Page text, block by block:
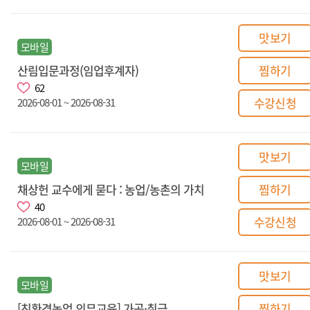
모바일
산림입문과정(임업후계자)
62
2026-08-01 ~ 2026-08-31
맛보기
찜하기
수강신청
모바일
채상헌 교수에게 묻다 : 농업/농촌의 가치
40
2026-08-01 ~ 2026-08-31
맛보기
찜하기
수강신청
모바일
맛보기